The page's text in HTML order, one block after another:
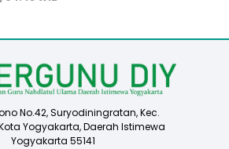
No.42, Suryodiningratan, Kec.
Yogyakarta, Daerah Istimewa
Yogyakarta 55141